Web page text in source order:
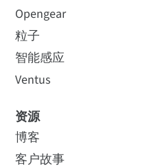
Opengear
粒子
智能感应
Ventus
资源
博客
客户故事